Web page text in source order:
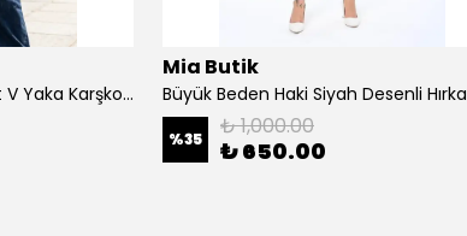
Beyaz Dantel Detaylı Çift V Yaka Karşkorse Esnek Bluz
Mia Butik
Büyük Beden Haki Siyah Desenli Hırka
%35 ₺ 1,000.00
₺ 650.00